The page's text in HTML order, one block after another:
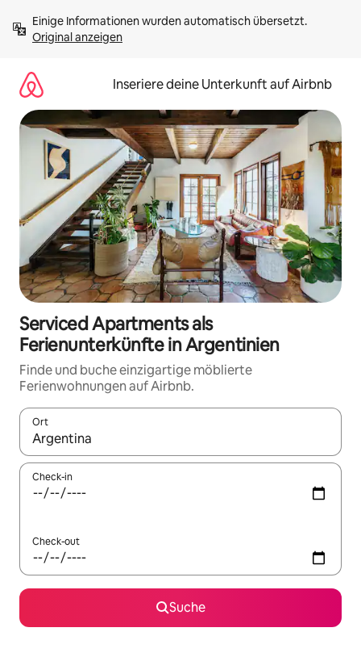
Inhalten
springenOriginal anzeigen
Inseriere deine Unterkunft auf Airbnb
Serviced Apartments als
Ferienunterkünfte in Argentinien
Finde und buche einzigartige möblierte
Ferienwohnungen auf Airbnb.
Ort
Wenn Ergebnisse verfügbar sind, navigiere mit den
Check-in
Check-out
Suche